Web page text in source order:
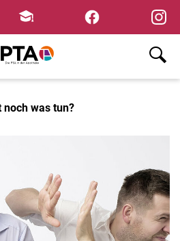
Fortbildungen
Home
noch was tun?
×